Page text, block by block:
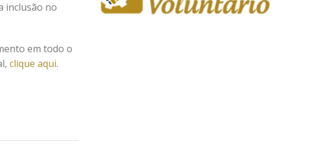
inclusão no
em todo o
clique aqui.